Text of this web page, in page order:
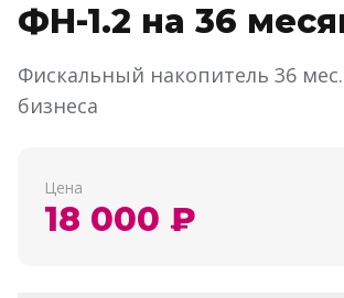
ФН-1.2 на 36
Фискальный накопитель 36
бизнеса
Цена
18 000 ₽